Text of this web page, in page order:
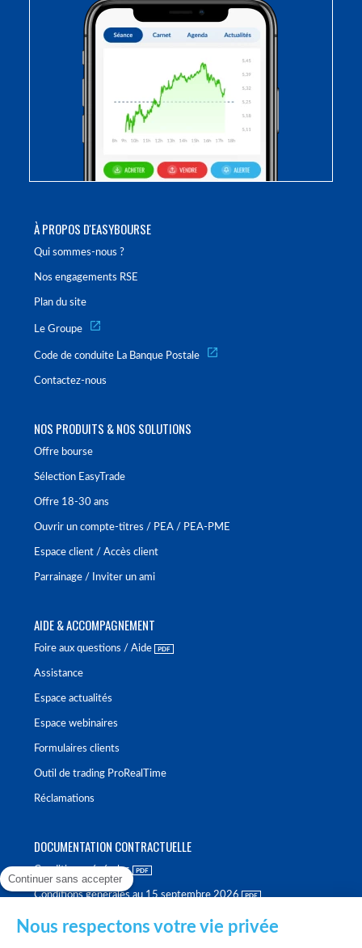
À PROPOS D'EASYBOURSE
Qui sommes-nous ?
Nos engagements RSE
Plan du site
Le Groupe
Code de conduite La Banque Postale
Contactez-nous
NOS PRODUITS & NOS SOLUTIONS
Offre bourse
Sélection EasyTrade
Offre 18-30 ans
Ouvrir un compte-titres / PEA / PEA-PME
Espace client / Accès client
Parrainage / Inviter un ami
AIDE & ACCOMPAGNEMENT
Foire aux questions / Aide
Assistance
Espace actualités
Espace webinaires
Formulaires clients
Outil de trading ProRealTime
Réclamations
DOCUMENTATION CONTRACTUELLE
Conditions générales
Conditions générales au 15 septembre 2026
Continuer sans accepter
Nous respectons votre vie privée